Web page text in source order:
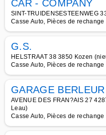
CAR - COMPANY
SINT-TRUIDENSESTEENWEG
Casse Auto, Pièces de
G.S.
HELSTRAAT 38 3850 Kozen
Casse Auto, Pièces de rechange
GARAGE BERLEUR
AVENUE DES FRAN?AIS 27
Leau)
Casse Auto, Pièces de